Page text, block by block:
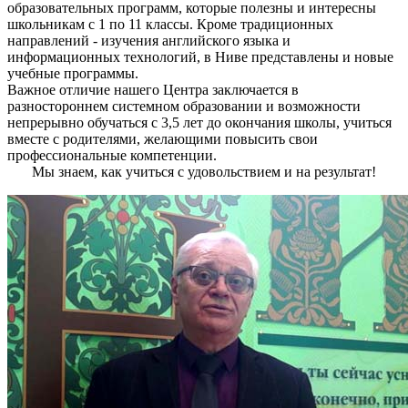
образовательных программ, которые полезны и интересны
школьникам с 1 по 11 классы. Кроме традиционных
направлений - изучения английского языка и
информационных технологий, в Ниве представлены и новые
учебные программы.
Важное отличие нашего Центра заключается в
разностороннем системном образовании и возможности
непрерывно обучаться с 3,5 лет до окончания школы, учиться
вместе с родителями, желающими повысить свои
профессиональные компетенции.
Мы знаем, как учиться с удовольствием и на результат!